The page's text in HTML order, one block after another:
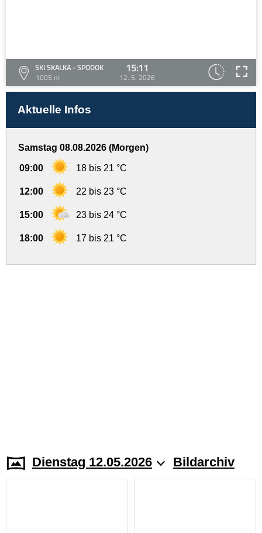
SKI SKALKA - SPODOK
1005 m
15:11
12. 5. 2026
Aktuelle Infos
Samstag 08.08.2026 (Morgen)
09:00 18 bis 21 °C
12:00 22 bis 23 °C
15:00 23 bis 24 °C
18:00 17 bis 21 °C
Dienstag 12.05.2026 Bildarchiv